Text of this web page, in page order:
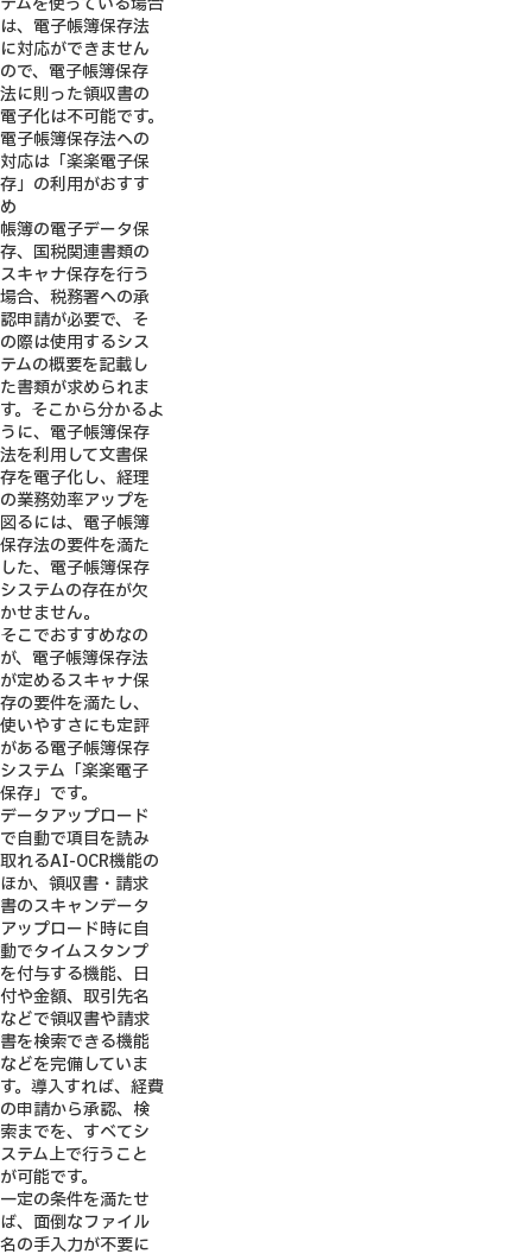
は、電子帳簿保存法
に対応ができません
ので、電子帳簿保存
法に則った領収書の
電子化は不可能です。
電子帳簿保存法への
対応は「楽楽電子保
存」の利用がおすす
め
帳簿の電子データ保
存、国税関連書類の
スキャナ保存を行う
場合、税務署への承
認申請が必要で、そ
の際は使用するシス
テムの概要を記載し
た書類が求められま
す。そこから分かるよ
うに、電子帳簿保存
法を利用して文書保
存を電子化し、経理
の業務効率アップを
図るには、電子帳簿
保存法の要件を満た
した、電子帳簿保存
システムの存在が欠
かせません。
そこでおすすめなの
が、電子帳簿保存法
が定めるスキャナ保
存の要件を満たし、
使いやすさにも定評
がある電子帳簿保存
システム「楽楽電子
保存」です。
データアップロード
で自動で項目を読み
取れるAI-OCR機能の
ほか、領収書・請求
書のスキャンデータ
アップロード時に自
動でタイムスタンプ
を付与する機能、日
付や金額、取引先名
などで領収書や請求
書を検索できる機能
などを完備していま
す。導入すれば、経費
の申請から承認、検
索までを、すべてシ
ステム上で行うこと
が可能です。
一定の条件を満たせ
ば、面倒なファイル
名の手入力が不要に